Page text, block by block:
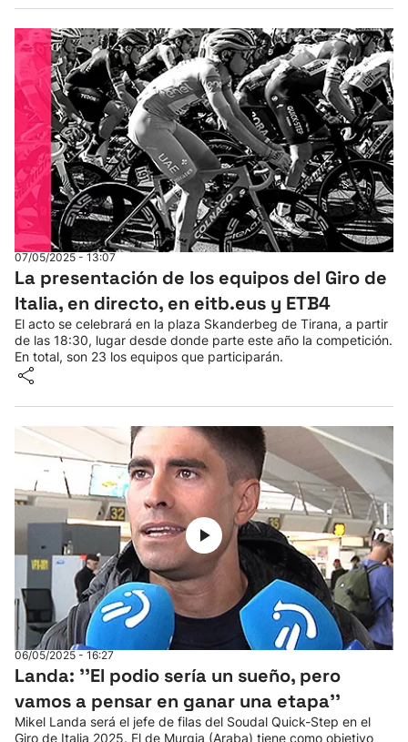
07/05/2025 - 13:07
La presentación de los equipos del Giro de
Italia, en directo, en eitb.eus y ETB4
El acto se celebrará en la plaza Skanderbeg de Tirana, a partir
de las 18:30, lugar desde donde parte este año la competición.
En total, son 23 los equipos que participarán.
06/05/2025 - 16:27
Landa: ''El podio sería un sueño, pero
vamos a pensar en ganar una etapa''
Mikel Landa será el jefe de filas del Soudal Quick-Step en el
Giro de Italia 2025. El de Murgia (Araba) tiene como objetivo